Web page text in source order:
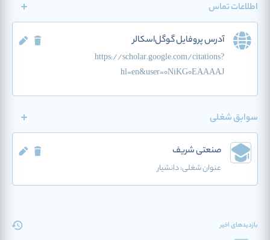
اطلاعات تماس
آدرس پروفایل گوگل‌اسکالر
https://scholar.google.com/citations?
hl=en&user=0NiKG0EAAAAJ
سوابق شغلی
صنعتی شریف
عنوان شغلی:دانشیار
بازدیدهای اخیر